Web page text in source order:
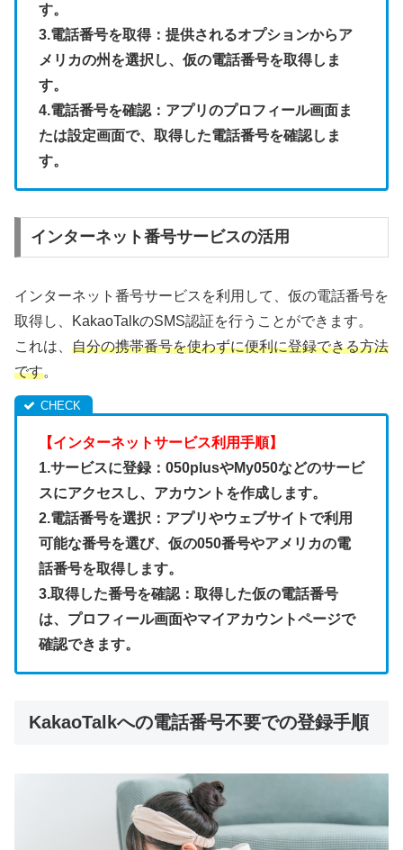
す。
3.電話番号を取得：提供されるオプションからア
メリカの州を選択し、仮の電話番号を取得しま
す。
4.電話番号を確認：アプリのプロフィール画面ま
たは設定画面で、取得した電話番号を確認しま
す。
インターネット番号サービスの活用
インターネット番号サービスを利用して、仮の電話番号を
取得し、KakaoTalkのSMS認証を行うことができます。
これは、 自分の携帯番号を使わずに便利に登録できる方法
です。
【インターネットサービス利用手順】
1.サービスに登録：050plusやMy050などのサービ
スにアクセスし、アカウントを作成します。
2.電話番号を選択：アプリやウェブサイトで利用
可能な番号を選び、仮の050番号やアメリカの電
話番号を取得します。
3.取得した番号を確認：取得した仮の電話番号
は、プロフィール画面やマイアカウントページで
確認できます。
KakaoTalkへの電話番号不要での登録手順